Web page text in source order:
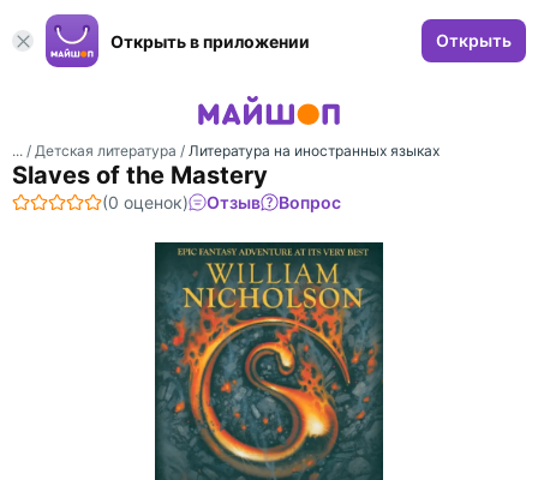
Открыть в приложении Открыть
... / Детская литература / Литература на иностранных языках
Slaves of the Mastery
(0 оценок) Отзыв Вопрос